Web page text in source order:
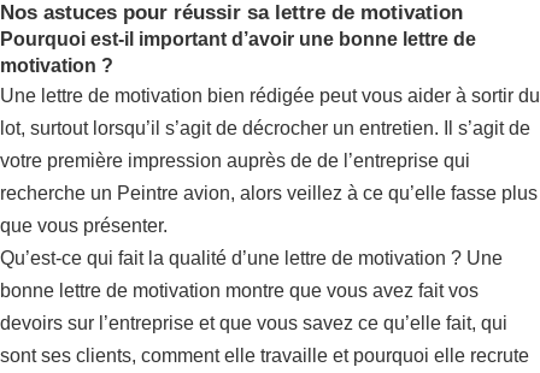
Nos astuces pour réussir sa lettre de motivation
Pourquoi est-il important d’avoir une bonne lettre de
motivation ?
Une lettre de motivation bien rédigée peut vous aider à sortir du
lot, surtout lorsqu’il s’agit de décrocher un entretien. Il s’agit de
votre première impression auprès de de l’entreprise qui
recherche un Peintre avion, alors veillez à ce qu’elle fasse plus
que vous présenter.
Qu’est-ce qui fait la qualité d’une lettre de motivation ? Une
bonne lettre de motivation montre que vous avez fait vos
devoirs sur l’entreprise et que vous savez ce qu’elle fait, qui
sont ses clients, comment elle travaille et pourquoi elle recrute